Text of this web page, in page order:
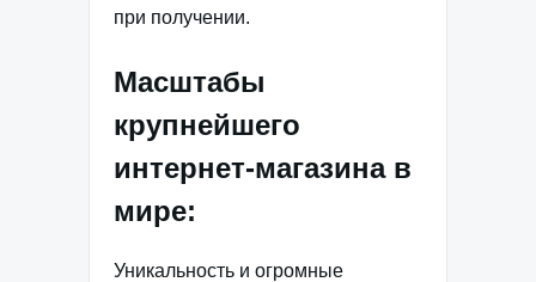
при получении.
Масштабы
крупнейшего
интернет-магазина в
мире:
Уникальность и огромные